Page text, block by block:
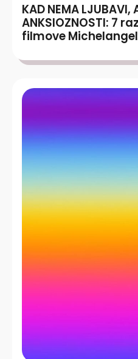
KAD NEMA LJUBAVI,
ANKSIOZNOSTI: 7
filmove